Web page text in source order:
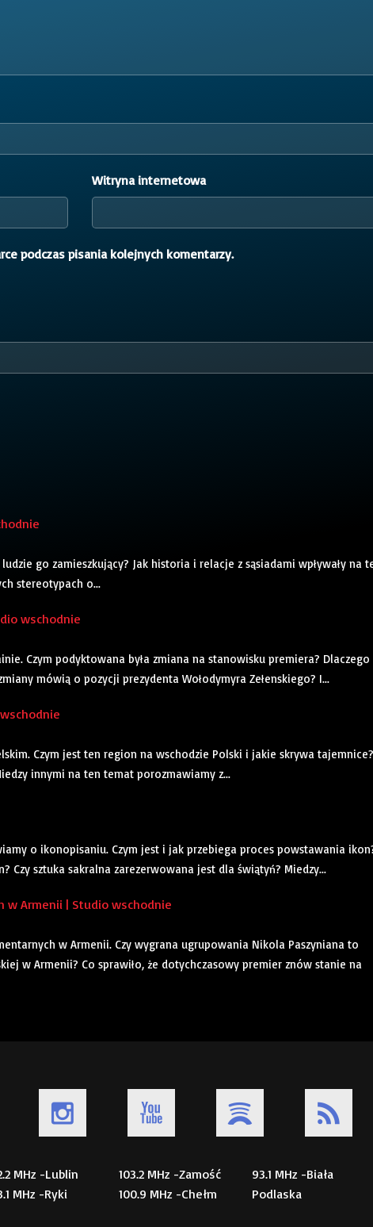
Witryna internetowa
podczas pisania kolejnych komentarzy.
go zamieszkujący? Jak historia i relacje z sąsiadami wpływały na
stereotypach o...
wschodnie
Czym podyktowana była zmiana na stanowisku premiera? Dlaczego
mówią o pozycji prezydenta Wołodymyra Zełenskiego? I...
Czym jest ten region na wschodzie Polski i jakie skrywa tajemnice?
innymi na ten temat porozmawiamy z...
o ikonopisaniu. Czym jest i jak przebiega proces powstawania
Czy sztuka sakralna zarezerwowana jest dla świątyń? Miedzy...
w Armenii | Studio wschodnie
w Armenii. Czy wygrana ugrupowania Nikola Paszyniana to
w Armenii? Co sprawiło, że dotychczasowy premier znów stanie na
MHz -Lublin
MHz -Ryki
103.2 MHz -Zamość
100.9 MHz -Chełm
93.1 MHz -Biała
Podlaska